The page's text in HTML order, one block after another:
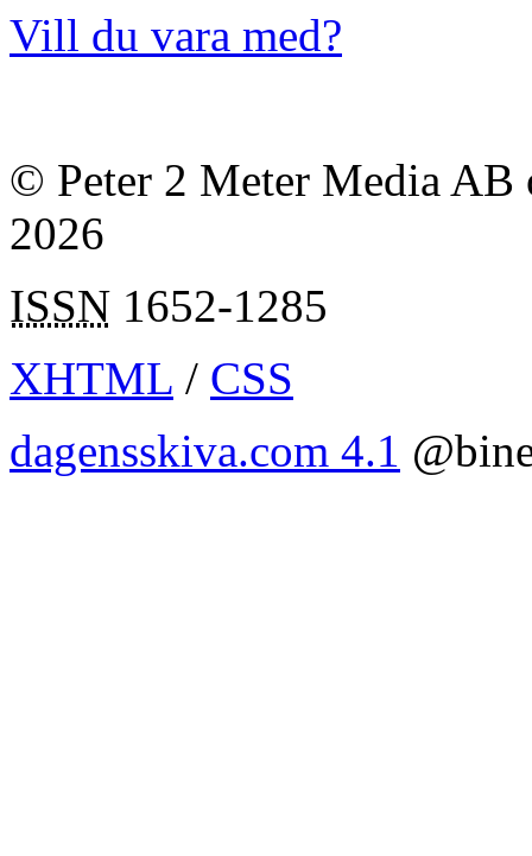
Vill du vara med?
© Peter 2 Meter Media AB
2026
ISSN 1652-1285
XHTML / CSS
dagensskiva.com 4.1